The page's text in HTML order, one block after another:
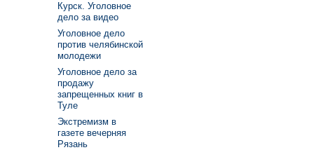
Курск. Уголовное
дело за видео
Уголовное дело
против челябинской
молодежи
Уголовное дело за
продажу
запрещенных книг в
Туле
Экстремизм в
газете вечерняя
Рязань